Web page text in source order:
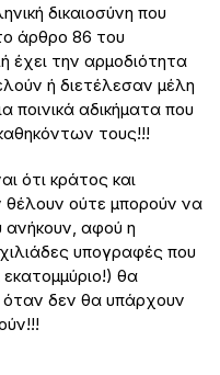
δικαιοσύνη που
άρθρο 86 του
έχει την αρμοδιότητα
ή διετέλεσαν μέλη
ποινικά αδικήματα που
τους!!!
ότι κράτος και
θέλουν ούτε μπορούν να
ανήκουν, αφού η
υπογραφές που
θα
όταν δεν θα υπάρχουν